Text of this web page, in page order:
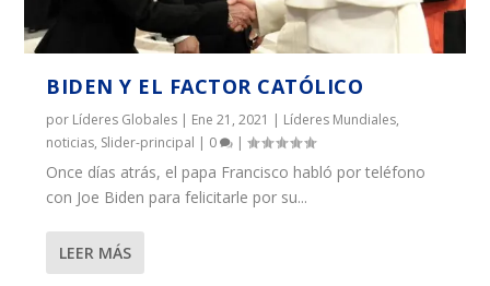
BIDEN Y EL FACTOR CATÓLICO
por Líderes Globales | Ene 21, 2021 | Líderes Mundiales,
noticias, Slider-principal | 0 |
Once días atrás, el papa Francisco habló por teléfono
con Joe Biden para felicitarle por su...
LEER MÁS